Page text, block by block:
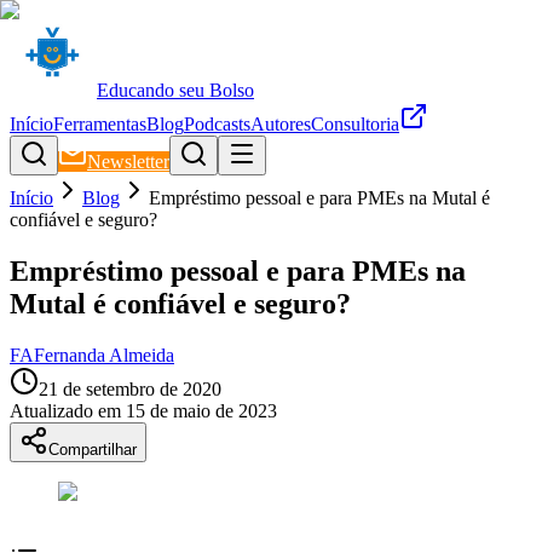
Educando seu Bolso
InícioFerramentasBlogPodcastsAutoresConsultoria
Newsletter
Início
Blog
Empréstimo pessoal e para PMEs na Mutal é
confiável e seguro?
Empréstimo pessoal e para PMEs na
Mutal é confiável e seguro?
FAFernanda Almeida
21 de setembro de 2020
Atualizado em 15 de maio de 2023
Compartilhar